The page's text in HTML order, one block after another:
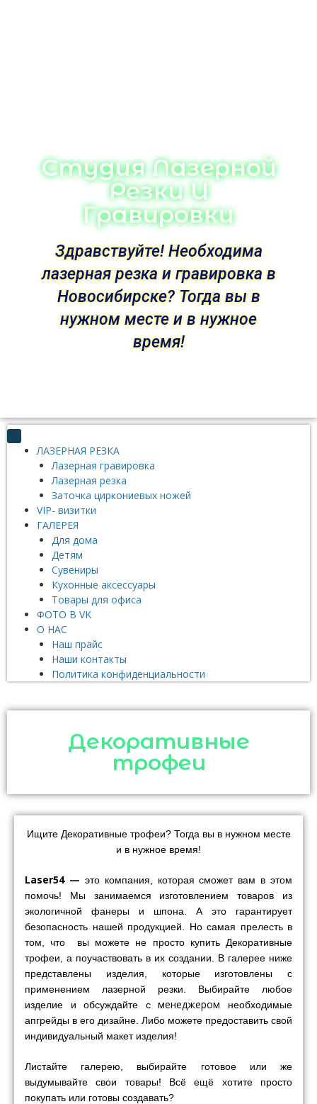
Студия Лазерной
Резки И
Гравировки
Здравствуйте! Необходима
лазерная резка и гравировка в
Новосибирске? Тогда вы в
нужном месте и в нужное
время!
ЛАЗЕРНАЯ РЕЗКА
Лазерная гравировка
Лазерная резка
Заточка циркониевых ножей
VIP- визитки
ГАЛЕРЕЯ
Для дома
Детям
Сувениры
Кухонные аксессуары
Товары для офиса
ФОТО В VK
О НАС
Наш прайс
Наши контакты
Политика конфиденциальности
Декоративные
трофеи
Ищите Декоративные трофеи? Тогда вы в нужном месте
и в нужное время!
Laser54 — это компания, которая сможет вам в этом
помочь! Мы занимаемся изготовлением товаров из
экологичной фанеры и шпона. А это гарантирует
безопасность нашей продукцией. Но самая прелесть в
том, что вы можете не просто купить Декоративные
трофеи, а поучаствовать в их создании. В галерее ниже
представлены изделия, которые изготовлены с
применением лазерной резки. Выбирайте любое
изделие и обсуждайте сменеджером
необходимые
апгрейды в его дизайне. Либо можете предоставить свой
индивидуальный макет изделия!
Листайте галерею, выбирайте готовое или же
выдумывайте свои товары! Всё ещё хотите просто
покупать или готовы создавать?